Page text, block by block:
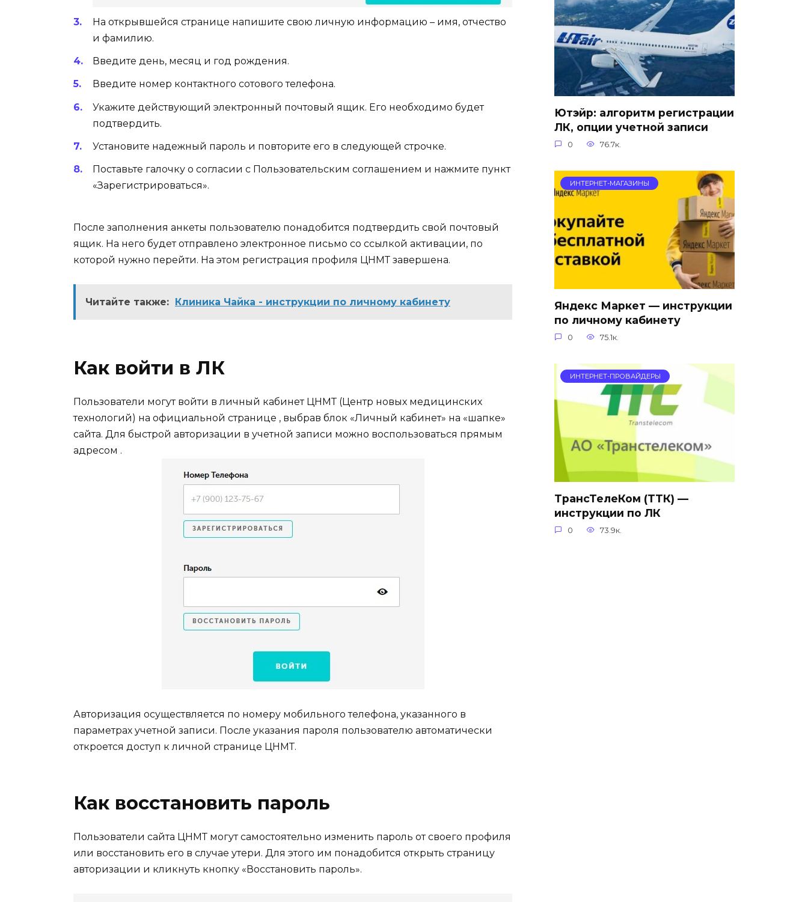
На открывшейся странице напишите свою личную информацию – имя, отчество
и фамилию.
Введите день, месяц и год рождения.
Введите номер контактного сотового телефона.
Укажите действующий электронный почтовый ящик. Его необходимо будет
подтвердить.
Установите надежный пароль и повторите его в следующей строчке.
Поставьте галочку о согласии с Пользовательским соглашением и нажмите пункт
«Зарегистрироваться».
После заполнения анкеты пользователю понадобится подтвердить свой почтовый
ящик. На него будет отправлено электронное письмо со ссылкой активации, по
которой нужно перейти. На этом регистрация профиля ЦНМТ завершена.
Читайте также: Клиника Чайка - инструкции по личному кабинету
Как войти в ЛК
Пользователи могут войти в личный кабинет ЦНМТ (Центр новых медицинских
технологий) на официальной странице , выбрав блок «Личный кабинет» на «шапке»
сайта. Для быстрой авторизации в учетной записи можно воспользоваться прямым
адресом .
Авторизация осуществляется по номеру мобильного телефона, указанного в
параметрах учетной записи. После указания пароля пользователю автоматически
откроется доступ к личной странице ЦНМТ.
Как восстановить пароль
Пользователи сайта ЦНМТ могут самостоятельно изменить пароль от своего профиля
или восстановить его в случае утери. Для этого им понадобится открыть страницу
авторизации и кликнуть кнопку «Восстановить пароль».
Ютэйр: алгоритм регистрации
ЛК, опции учетной записи
0 76.7к.
ИНТЕРНЕТ-МАГАЗИНЫ
Яндекс Маркет — инструкции
по личному кабинету
0 75.1к.
ИНТЕРНЕТ-ПРОВАЙДЕРЫ
ТрансТелеКом (ТТК) —
инструкции по ЛК
0 73.9к.